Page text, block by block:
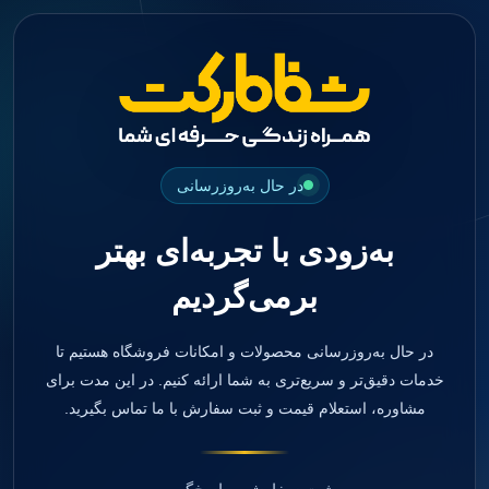
در حال به‌روزرسانی
به‌زودی با تجربه‌ای بهتر
برمی‌گردیم
در حال به‌روزرسانی محصولات و امکانات فروشگاه هستیم تا
خدمات دقیق‌تر و سریع‌تری به شما ارائه کنیم. در این مدت برای
مشاوره، استعلام قیمت و ثبت سفارش با ما تماس بگیرید.
جستجو
Impression Coping
صفحه اصلی
دندانپزشکی
مواد ترمیمی
کامپوزیت
کامپوزیت فلو
اسید اچ
باندینگ
بلیچینگ